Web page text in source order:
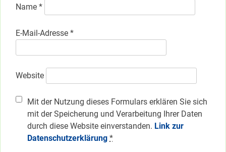
Name *
E-Mail-Adresse *
Website
Mit der Nutzung dieses Formulars erklären Sie sich
mit der Speicherung und Verarbeitung Ihrer Daten
durch diese Website einverstanden. Link zur
Datenschutzerklärung *